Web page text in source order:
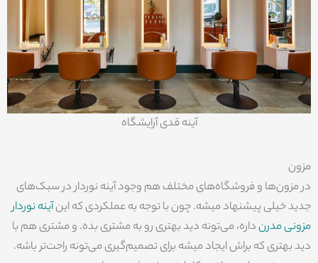
آینه قدی آرایشگاه
مزون
در مزون‌ها و فروشگاه‌های مختلف هم وجود آینه نوردار در سبک‌های
جدید خیلی پیشنهاد میشه. چون با توجه به عملکردی که اینآینه نوردار
مزونی مدرنداره، می‌تونه دید بهتری رو به مشتری بده. و مشتری هم با
دید بهتری که براش ایجاد میشه برای تصمیم‌گیری می‌تونه راحت‌تر باشه.